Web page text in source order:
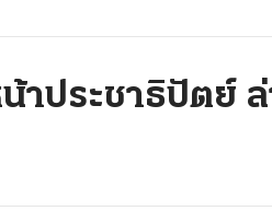
าประชาธิปัตย์